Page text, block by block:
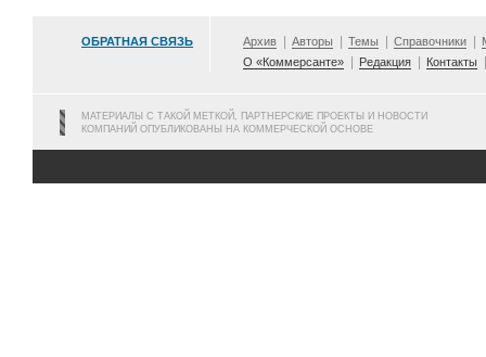
ОБРАТНАЯ СВЯЗЬ Архив Авторы Темы Справочники
О «Коммерсанте»
Редакция Контакты
МАТЕРИАЛЫ С ТАКОЙ МЕТКОЙ, ПАРТНЕРСКИЕ ПРОЕКТЫ И НОВОСТИ
КОМПАНИЙ ОПУБЛИКОВАНЫ НА КОММЕРЧЕСКОЙ ОСНОВЕ